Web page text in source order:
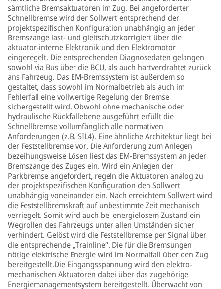
sämtliche Bremsaktuatoren im Zug. Bei angeforderter
Schnellbremse wird der Sollwert entsprechend der
projektspezifischen Konfiguration unabhängig an jeder
Bremszange last- und gleitschutzkorrigiert über die
aktuator-interne Elektronik und den Elektromotor
eingeregelt. Die entsprechenden Diagnosedaten gelangen
sowohl via Bus über die BCU, als auch hartverdrahtet zurück
ans Fahrzeug. Das EM-Bremssystem ist außerdem so
gestaltet, dass sowohl im Normalbetrieb als auch im
Fehlerfall eine vollwertige Regelung der Bremse
sichergestellt wird. Obwohl ohne mechanische oder
hydraulische Rückfallebene ausgeführt erfüllt die
Schnellbremse vollumfänglich alle normativen
Anforderungen (z.B. SIL4). Eine ähnliche Architektur liegt bei
der Feststellbremse vor. Die Anforderung zum Anlegen
bezeihungsweise Lösen liest das EM-Bremssystem an jeder
Bremszange des Zuges ein. Wird ein Anlegen der
Parkbremse angefordert, regeln die Aktuatoren analog zu
der projektspezifischen Konfiguration den Sollwert
unabhängig voneinander ein. Nach erreichtem Sollwert wird
die Feststellbremskraft auf unbestimmte Zeit mechanisch
verriegelt. Somit wird auch bei energielosem Zustand ein
Wegrollen des Fahrzeugs unter allen Umständen sicher
verhindert. Gelöst wird die Feststellbremse per Signal über
die entsprechende „Trainline“. Die für die Bremsungen
nötige elektrische Energie wird im Normalfall über den Zug
bereitgestellt.Die Eingangsspannung wird den elektro-
mechanischen Aktuatoren dabei über das zugehörige
Energiemanagementsystem bereitgestellt. Überwacht von